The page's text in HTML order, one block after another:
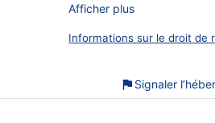
Lors de votre séjour dans
Internet gratuit et le petit
Petit déjeuner préparé
Afficher plus
Informations sur le droit de
Signaler